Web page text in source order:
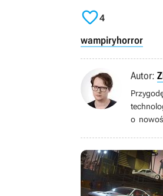
Nosferatu to
Sprzedażą ma się
narzeczonej. W
4
wampiryhorror
Autor:
o
ksywką